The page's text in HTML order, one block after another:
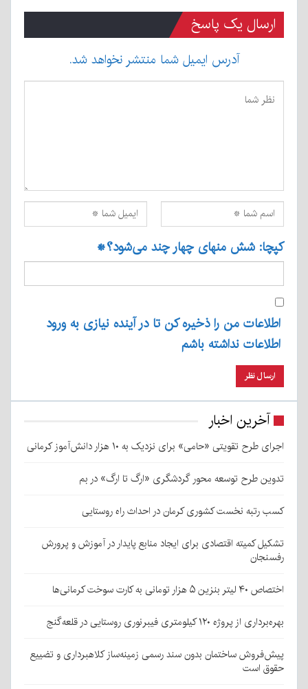
ارسال یک پاسخ
آدرس ایمیل شما منتشر نخواهد شد.
کپچا: شش منهای چهار چند می‌شود؟*
اطلاعات من را ذخیره کن تا در آینده نیازی به ورود
اطلاعات نداشته باشم
آخرین اخبار
اجرای طرح تقویتی «حامی» برای نزدیک به ۱۰ هزار دانش‌آموز کرمانی
تدوین طرح توسعه محور گردشگری «ارگ تا ارگ» در بم
کسب رتبه نخست کشوری کرمان در احداث راه روستایی
تشکیل کمیته اقتصادی برای ایجاد منابع پایدار در آموزش و پرورش
رفسنجان
اختصاص ۴۰ لیتر بنزین ۵ هزار تومانی به کارت سوخت کرمانی‌ها
بهره‌برداری از پروژه ۱۲۰ کیلومتری فیبرنوری روستایی در قلعه‌گنج
پیش‌فروش ساختمان بدون سند رسمی زمینه‌ساز کلاهبرداری و تضییع
حقوق است